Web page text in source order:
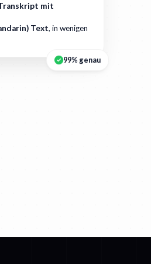
mit
Text, in wenigen
99% genau